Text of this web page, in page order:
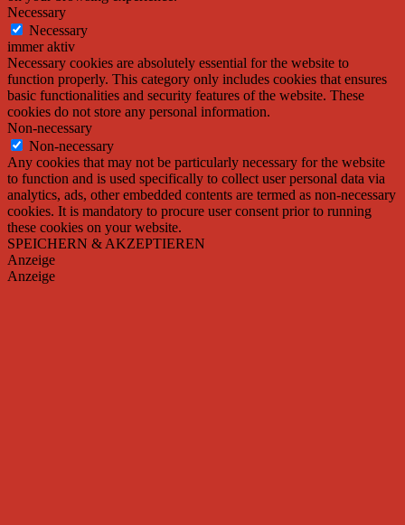
Necessary
Necessary
immer aktiv
Necessary cookies are absolutely essential for the website to
function properly. This category only includes cookies that ensures
basic functionalities and security features of the website. These
cookies do not store any personal information.
Non-necessary
Non-necessary
Any cookies that may not be particularly necessary for the website
to function and is used specifically to collect user personal data via
analytics, ads, other embedded contents are termed as non-necessary
cookies. It is mandatory to procure user consent prior to running
these cookies on your website.
SPEICHERN & AKZEPTIEREN
Anzeige
Anzeige